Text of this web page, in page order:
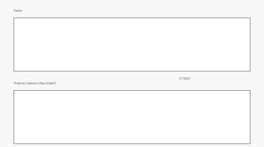
Texte
0 / 500
Thème / dessin (facultatif)